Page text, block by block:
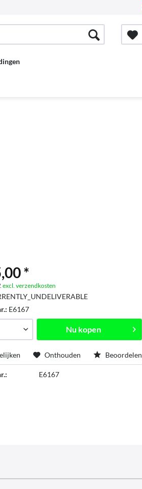
*
excl. verzendkosten
E6167
Nu kopen
Onthouden Beoordelen
E6167